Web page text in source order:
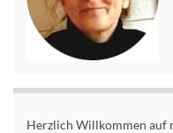
Herzlich Willkommen auf